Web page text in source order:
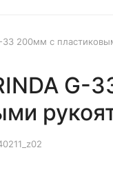
33 200мм с
G-